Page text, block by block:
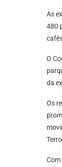
As
480
O
da
Os
Com